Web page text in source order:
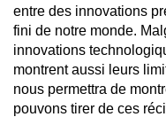
entre des innovations
fini de notre monde.
innovations
montrent aussi leurs
nous permettra de
pouvons tirer de ces